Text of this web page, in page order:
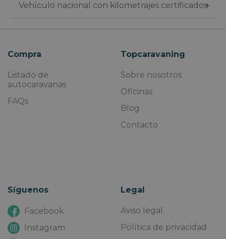
Vehículo nacional con kilometrajes certificados
Compra
Listado de
autocaravanas
FAQs
Topcaravaning
Sobre nosotros
Oficinas
Blog
Contacto
Síguenos
Facebook
Instagram
Legal
Aviso legal
Política de privacidad